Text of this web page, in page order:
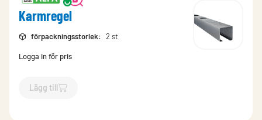
Karmregel
förpackningsstorlek: 2 st
Logga in för pris
Lägg till
`$Lägg till